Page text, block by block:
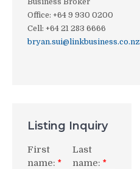
Office: +64 9 930 0200
Cell : +64 21 283 6666
bryan.sui@linkbusiness.co.nz
Listing Inquiry
First
name: *
Last
name:*